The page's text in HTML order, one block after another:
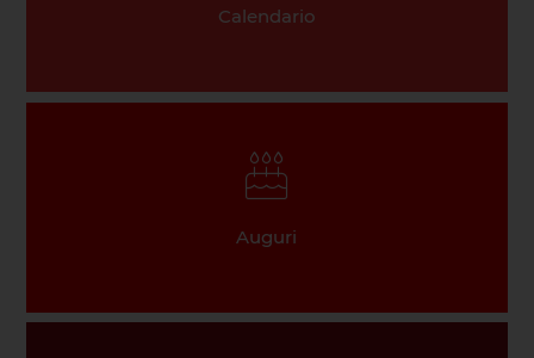
Calendario
Auguri